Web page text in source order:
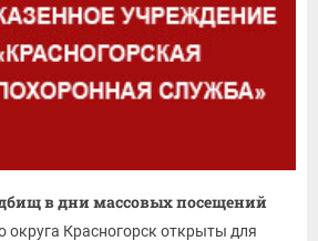
в дни массовых посещений
округа Красногорск открыты для